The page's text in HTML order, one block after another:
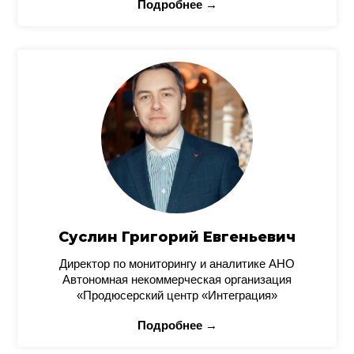
Подробнее →
Суслин Григорий Евгеньевич
Директор по мониторингу и аналитике АНО
Автономная некоммерческая организация
«Продюсерский центр «Интеграция»
Подробнее →